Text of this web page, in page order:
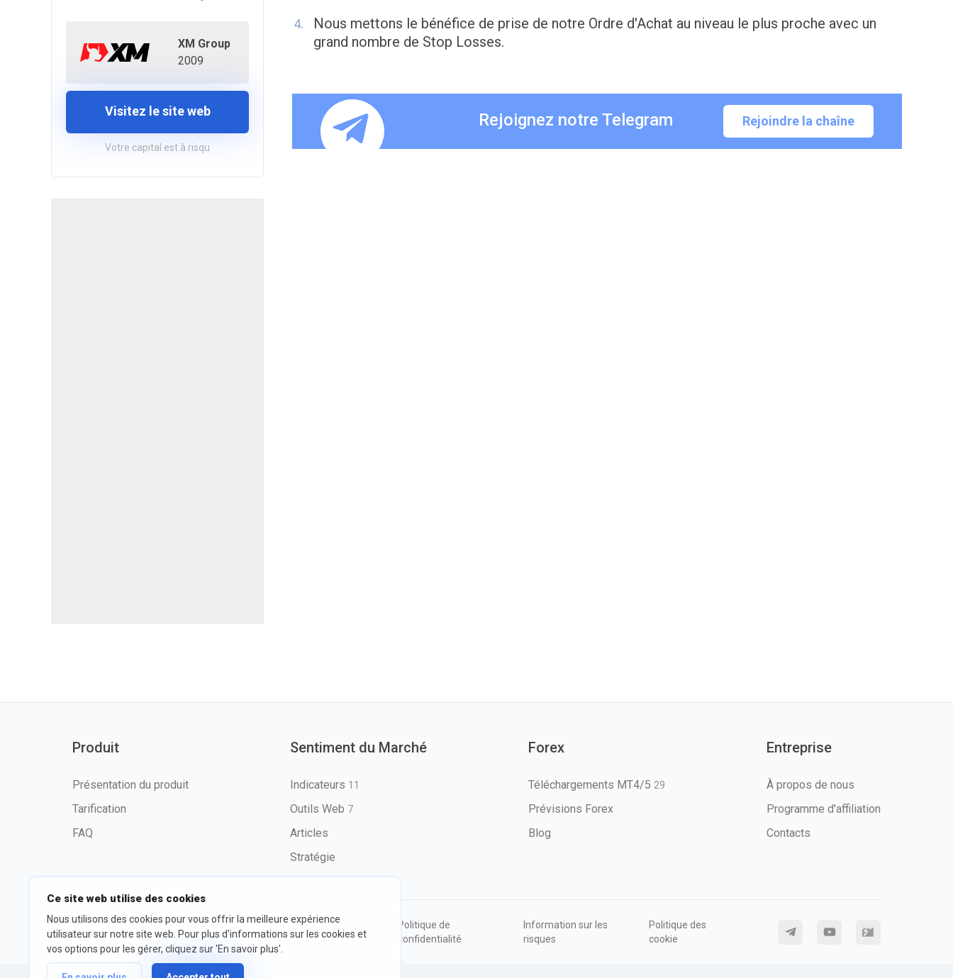
Ce site web utilise des cookies
Nous utilisons des cookies pour vous offrir la meilleure expérience
utilisateur sur notre site web. Pour plus d'informations sur les cookies et
vos options pour les gérer, cliquez sur 'En savoir plus'.
XM Group
2009
Visitez le site web
Votre capital est à risqu
Nous mettons le bénéfice de prise de notre Ordre d'Achat au niveau le plus proche avec un
grand nombre de Stop Losses.
Rejoignez notre Telegram Rejoindre la chaîne
Produit
Présentation du produit
Tarification
FAQ
Sentiment du Marché
Indicateurs 11
Outils Web 7
Articles
Stratégie
Forex
Téléchargements MT4/5 29
Prévisions Forex
Blog
Entreprise
À propos de nous
Programme d'affiliation
Contacts
©2026 fxssi.com Tous droits
réservés
Conditions
d'utilisation
Politique de
confidentialité
Information sur les
risques
Politique des
cookie